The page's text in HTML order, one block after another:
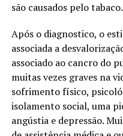
são causados pelo tabaco.
Após o diagnostico, o
associada a
associado ao cancro do
muitas vezes graves na
sofrimento físico,
isolamento social, uma
angústia e depressão.